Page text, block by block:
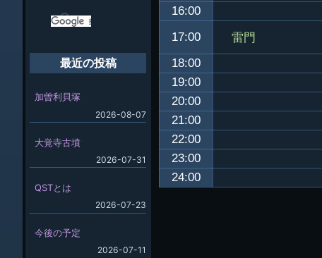
16:00
17:00
雷門
18:00
19:00
20:00
21:00
22:00
23:00
24:00
最近の投稿
加曽利貝塚
2026-08-07
大覚寺古墳
2026-07-31
QSTとは
2026-07-23
今後の予定
2026-07-11